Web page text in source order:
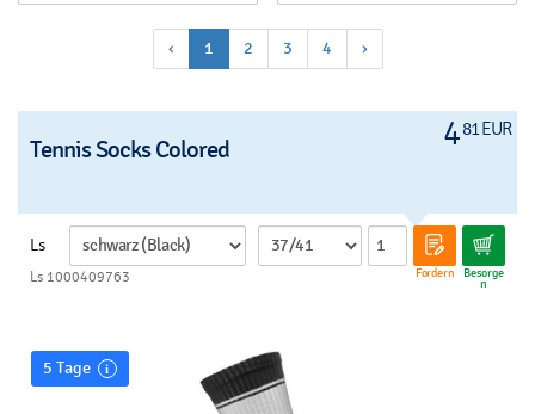
‹ 1 2 3 4 ›
481 EUR
Tennis Socks Colored
Ls
Fordern Besorge
n
Ls 1000409763
5 Tage